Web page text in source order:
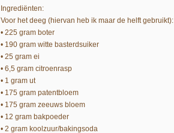
Ingrediënten:
Voor het deeg (hiervan heb ik maar de helft gebruikt):
• 225 gram boter
• 190 gram witte basterdsuiker
• 25 gram ei
• 6,5 gram citroenrasp
• 1 gram ut
• 175 gram patentbloem
• 175 gram zeeuws bloem
• 12 gram bakpoeder
• 2 gram koolzuur/bakingsoda